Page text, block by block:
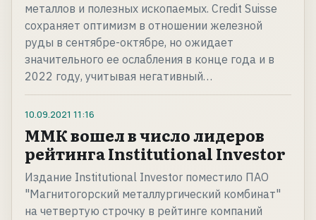
металлов и полезных ископаемых. Credit Suisse
сохраняет оптимизм в отношении железной
руды в сентябре-октябре, но ожидает
значительного ее ослабления в конце года и в
2022 году, учитывая негативный…
10.09.2021 11:16
ММК вошел в число лидеров
рейтинга Institutional Investor
Издание Institutional Investor поместило ПАО
"Магнитогорский металлургический комбинат"
на четвертую строчку в рейтинге компаний